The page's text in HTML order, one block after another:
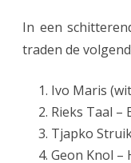
In een
traden de
Ivo Maris
Rieks Taal –
Tjapko
Geon Knol –